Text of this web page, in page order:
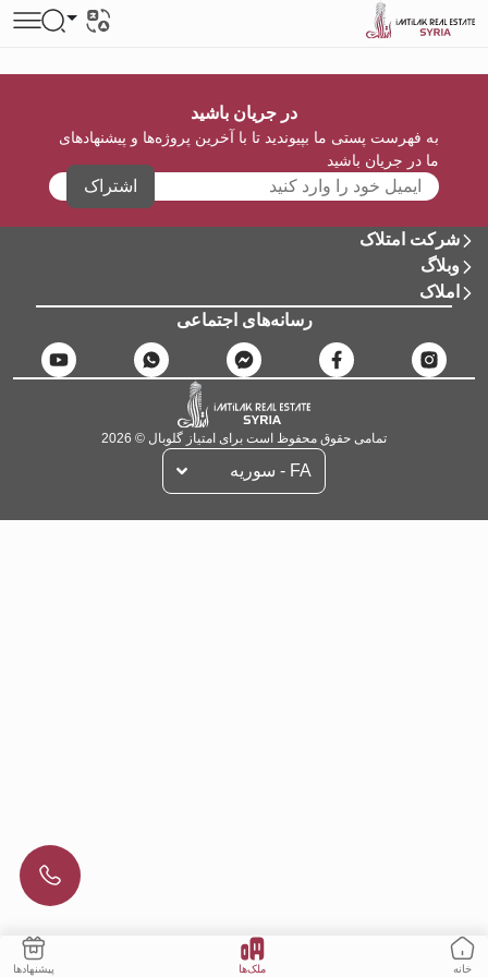
خانه ملک‌ها پیشنهادها
در جریان باشید
به فهرست پستی ما بپیوندید تا با آخرین پروژه‌ها و پیشنهادهای
ما در جریان باشید
اشتراک
شرکت امتلاک
وبلاگ
املاک
رسانه‌های اجتماعی
تمامی حقوق محفوظ است برای امتیاز گلوبال © 2026
FA - سوریه